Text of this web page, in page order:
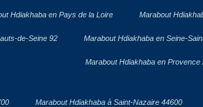
Hdiakhaba en Pays de la Loire Marabout
de-Seine 92 Marabout Hdiakhaba en Seine-
Marabout Hdiakhaba en Provence
Marabout Hdiakhaba à Saint-Nazaire 44600